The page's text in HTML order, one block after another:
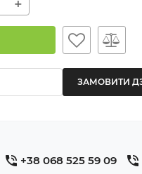
+
+38 068 525 59 09